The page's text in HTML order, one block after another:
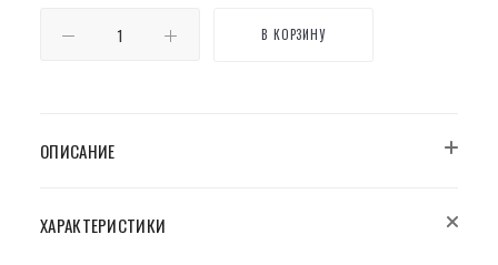
В КОРЗИНУ
ОПИСАНИЕ
ХАРАКТЕРИСТИКИ